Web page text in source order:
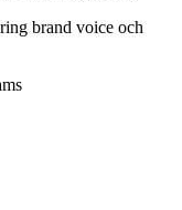
brand voice och